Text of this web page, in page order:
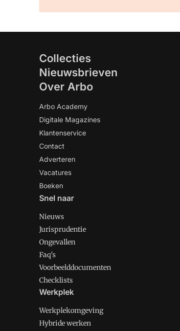
Collecties
Nieuwsbrieven
Over Arbo
Arbo Academy
Digitale Magazines
Klantenservice
Contact
Adverteren
Vacatures
Boeken
Snel naar
Nieuws
Jurisprudentie
Ongevallen
Faq's
Voorbeelddocumenten
Checklists
Werkplek
Werkplekomgeving
Hybride werken